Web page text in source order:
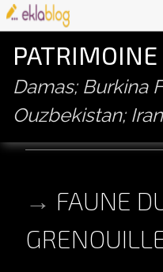
Damas; Burkina
Ouzbekistan;
FAUNE